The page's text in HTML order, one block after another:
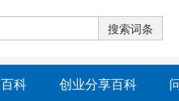
科 创业分享百科